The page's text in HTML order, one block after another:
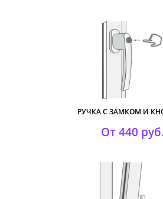
РУЧКА С ЗАМКОМ И
От 440 руб.